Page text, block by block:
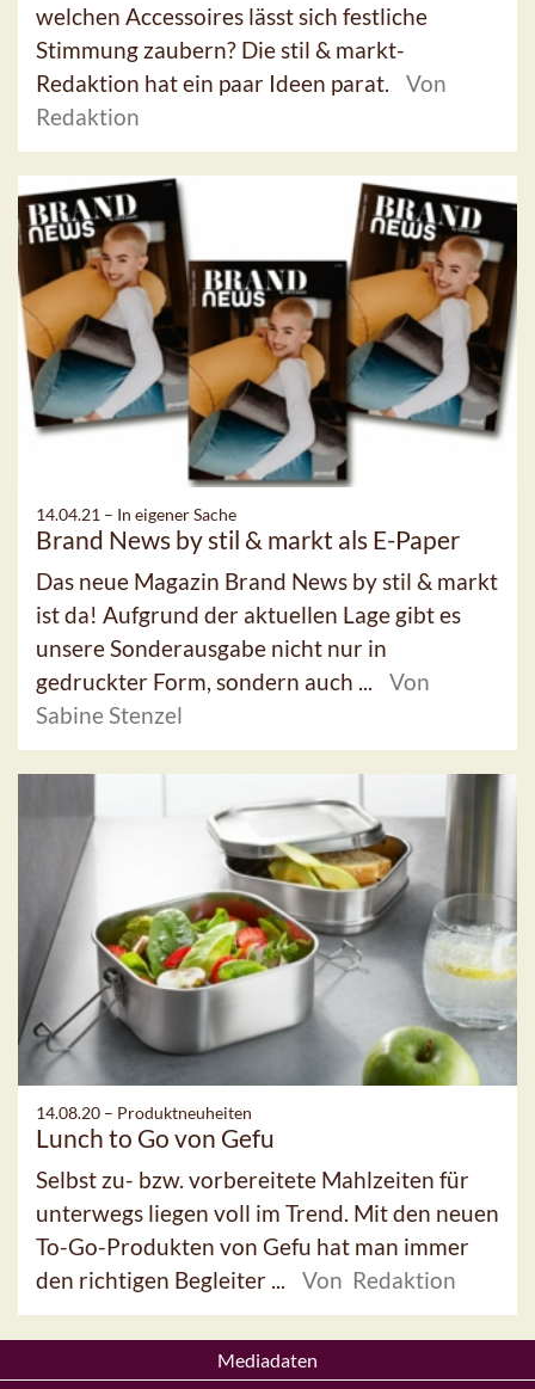
welchen Accessoires lässt sich festliche
Stimmung zaubern? Die stil & markt-
Redaktion hat ein paar Ideen parat.
Von
Redaktion
14.04.21 – In eigener Sache
Brand News by stil & markt als E-Paper
Das neue Magazin Brand News by stil & markt
ist da! Aufgrund der aktuellen Lage gibt es
unsere Sonderausgabe nicht nur in
gedruckter Form, sondern auch ...
Von
Sabine Stenzel
14.08.20 – Produktneuheiten
Lunch to Go von Gefu
Selbst zu- bzw. vorbereitete Mahlzeiten für
unterwegs liegen voll im Trend. Mit den neuen
To-Go-Produkten von Gefu hat man immer
den richtigen Begleiter ...
Von Redaktion
Mediadaten